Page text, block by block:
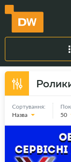
Сортування:
Назва
50